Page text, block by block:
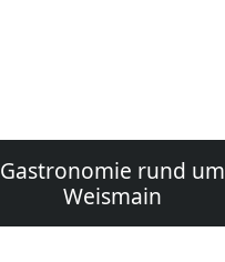
Gastronomie rund um
Weismain